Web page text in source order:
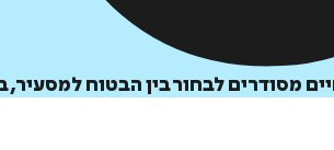
לבחור בין הבטוח למסעיר,